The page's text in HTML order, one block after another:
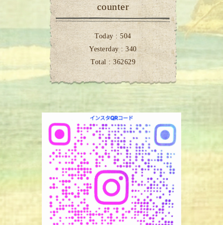
counter
Today :504
Yesterday :340
Total : 362629